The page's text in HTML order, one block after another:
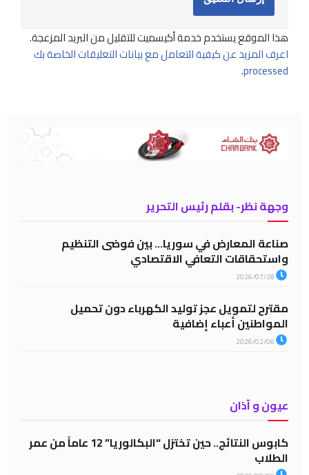
هذا الموقع يستخدم خدمة أكيسميت للتقليل من البريد المزعجة.
اعرف المزيد عن كيفية التعامل مع بيانات التعليقات الخاصة بك
processed
.
وجهة نظر- بقلم رئيس التحرير
صناعة المعارض في سوريا… بين فوضى التنظيم
واستحقاقات التعافي الاقتصادي
مقترح لتمويل عجز توليد الكهرباء دون تحميل
المواطنين أعباء إضافية
عيون و آذان
كابوس النتائج.. حين تختزل “البكالوريا” 12 عاماً من عمر
الطلاب